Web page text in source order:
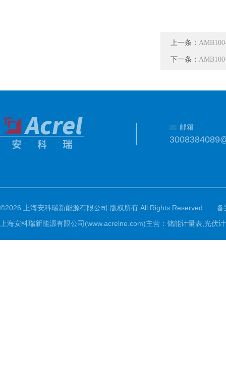
上一条：
下一条：
邮箱
©2026 上海安科瑞新能源有限公司 版权所有 All Rights Reserved.
备
上海安科瑞新能源有限公司(www.acrelne.com)主营：储能计量表,光伏